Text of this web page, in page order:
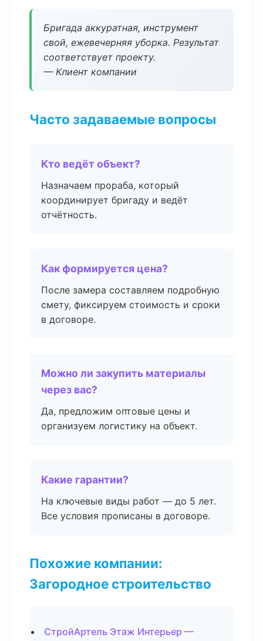
Бригада аккуратная, инструмент
свой, ежевечерняя уборка. Результат
соответствует проекту.
— Клиент компании
Часто задаваемые вопросы
Кто ведёт объект?
Назначаем прораба, который
координирует бригаду и ведёт
отчётность.
Как формируется цена?
После замера составляем подробную
смету, фиксируем стоимость и сроки
в договоре.
Можно ли закупить материалы
через вас?
Да, предложим оптовые цены и
организуем логистику на объект.
Какие гарантии?
На ключевые виды работ — до 5 лет.
Все условия прописаны в договоре.
Похожие компании:
Загородное строительство
СтройАртель Этаж Интерьер —